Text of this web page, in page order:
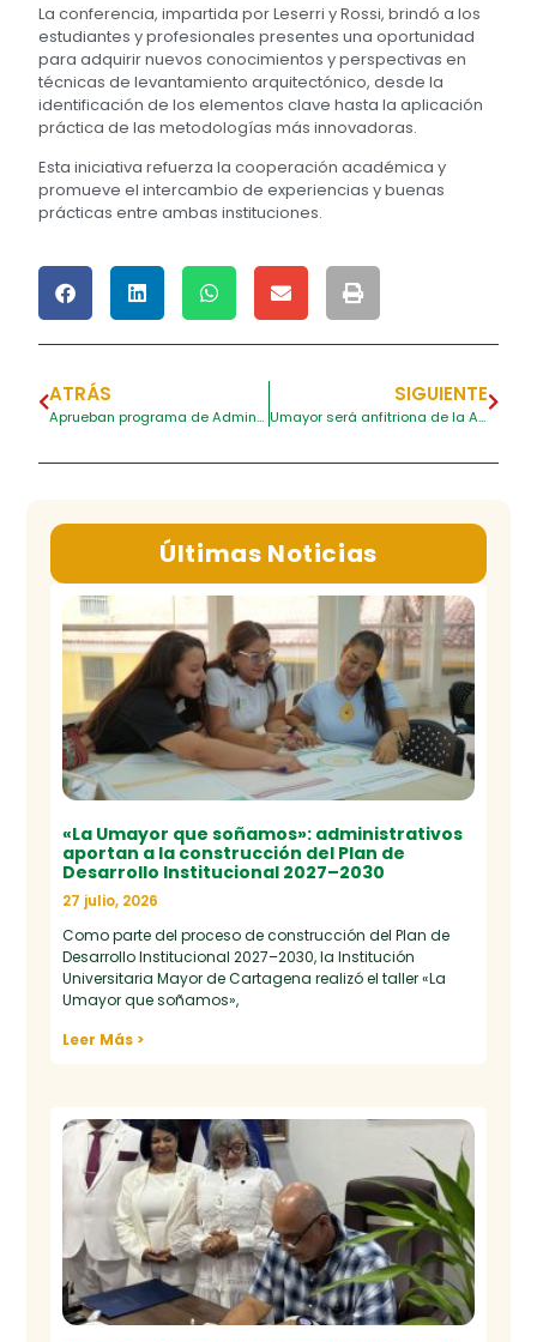
La conferencia, impartida por Leserri y Rossi, brindó a los
estudiantes y profesionales presentes una oportunidad
para adquirir nuevos conocimientos y perspectivas en
técnicas de levantamiento arquitectónico, desde la
identificación de los elementos clave hasta la aplicación
práctica de las metodologías más innovadoras.
Esta iniciativa refuerza la cooperación académica y
promueve el intercambio de experiencias y buenas
prácticas entre ambas instituciones.
ATRÁS
Aprueban programa de Administración de Empresas en Umayor
SIGUIENTE
Umayor será anfitriona de la Asamblea general de la RedTTU
Últimas Noticias
«La Umayor que soñamos»: administrativos
aportan a la construcción del Plan de
Desarrollo Institucional 2027–2030
27 julio, 2026
Como parte del proceso de construcción del Plan de
Desarrollo Institucional 2027–2030, la Institución
Universitaria Mayor de Cartagena realizó el taller «La
Umayor que soñamos»,
Leer Más >